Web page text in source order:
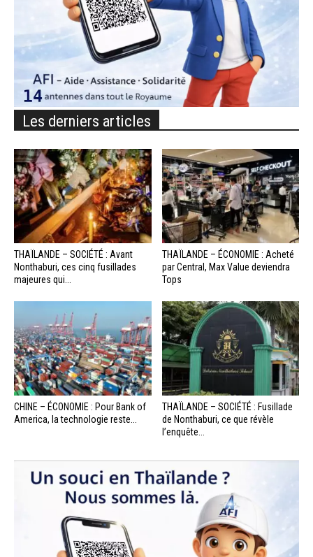
Les derniers articles
THAÏLANDE – SOCIÉTÉ : Avant
Nonthaburi, ces cinq fusillades
majeures qui...
THAÏLANDE – ÉCONOMIE : Acheté
par Central, Max Value deviendra
Tops
CHINE – ÉCONOMIE : Pour Bank of
America, la technologie reste...
THAÏLANDE – SOCIÉTÉ : Fusillade
de Nonthaburi, ce que révèle
l’enquête...